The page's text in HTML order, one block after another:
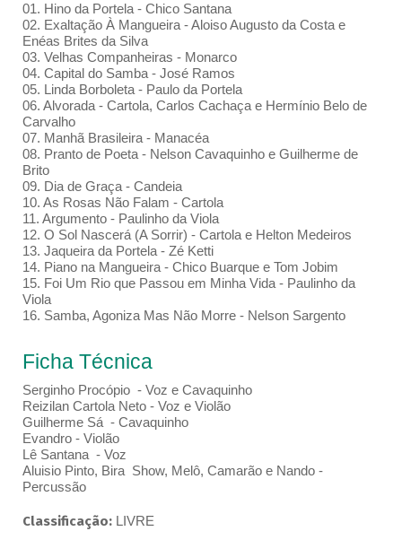
01. Hino da Portela - Chico Santana
02. Exaltação À Mangueira - Aloiso Augusto da Costa e
Enéas Brites da Silva
03. Velhas Companheiras - Monarco
04. Capital do Samba - José Ramos
05. Linda Borboleta - Paulo da Portela
06. Alvorada - Cartola, Carlos Cachaça e Hermínio Belo de
Carvalho
07. Manhã Brasileira - Manacéa
08. Pranto de Poeta - Nelson Cavaquinho e Guilherme de
Brito
09. Dia de Graça - Candeia
10. As Rosas Não Falam - Cartola
11. Argumento - Paulinho da Viola
12. O Sol Nascerá (A Sorrir) - Cartola e Helton Medeiros
13. Jaqueira da Portela - Zé Ketti
14. Piano na Mangueira - Chico Buarque e Tom Jobim
15. Foi Um Rio que Passou em Minha Vida - Paulinho da
Viola
16. Samba, Agoniza Mas Não Morre - Nelson Sargento
Ficha Técnica
Serginho Procópio - Voz e Cavaquinho
Reizilan Cartola Neto - Voz e Violão
Guilherme Sá - Cavaquinho
Evandro - Violão
Lê Santana - Voz
Aluisio Pinto, Bira Show, Melô, Camarão e Nando -
Percussão
Classificação: LIVRE